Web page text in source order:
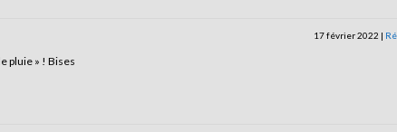
17 février 2022 |
pluie » ! Bises